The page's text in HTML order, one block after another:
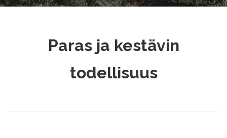
Paras ja kestävin
todellisuus